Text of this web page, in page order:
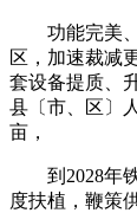
功能完美、
区，加速裁减
套设备提质、
县〔市、区〕
亩，
到2028年铁
度扶植，鞭策